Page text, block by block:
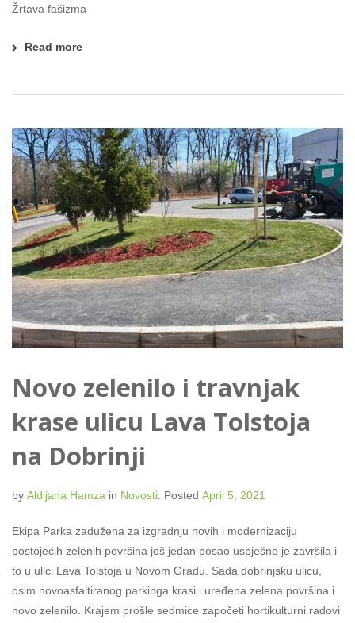
Žrtava fašizma
Read more
Novo zelenilo i travnjak
krase ulicu Lava Tolstoja
na Dobrinji
by Aldijana Hamza in Novosti. Posted April 5, 2021
Ekipa Parka zadužena za izgradnju novih i modernizaciju
postojećih zelenih površina još jedan posao uspješno je završila i
to u ulici Lava Tolstoja u Novom Gradu. Sada dobrinjsku ulicu,
osim novoasfaltiranog parkinga krasi i uređena zelena površina i
novo zelenilo. Krajem prošle sedmice započeti hortikulturni radovi